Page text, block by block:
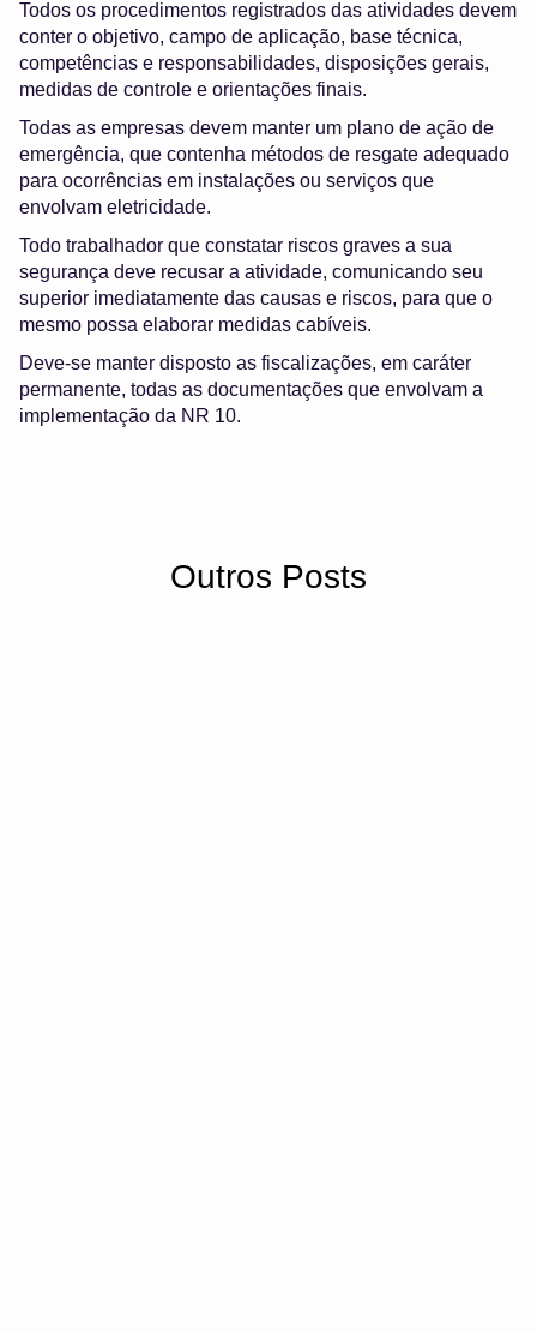
Todos os procedimentos registrados das atividades devem
conter o objetivo, campo de aplicação, base técnica,
competências e responsabilidades, disposições gerais,
medidas de controle e orientações finais.
Todas as empresas devem manter um plano de ação de
emergência, que contenha métodos de resgate adequado
para ocorrências em instalações ou serviços que
envolvam eletricidade.
Todo trabalhador que constatar riscos graves a sua
segurança deve recusar a atividade, comunicando seu
superior imediatamente das causas e riscos, para que o
mesmo possa elaborar medidas cabíveis.
Deve-se manter disposto as fiscalizações, em caráter
permanente, todas as documentações que envolvam a
implementação da NR 10.
Outros Posts